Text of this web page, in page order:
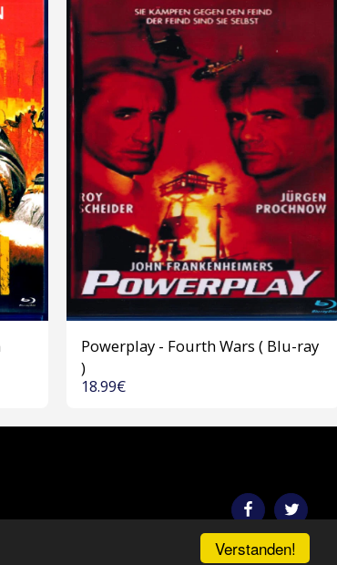
Verstanden!
Powerplay - Fourth Wars ( Blu-ray
)
18.99€